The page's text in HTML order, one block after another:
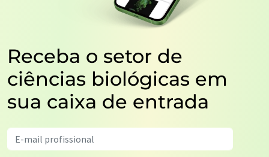
Receba o setor de
ciências biológicas em
sua caixa de entrada